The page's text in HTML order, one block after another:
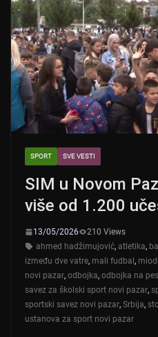
SPORT SVE VESTI
SIM u Novom
više od 1.200
13/05/2026
210 Views
ahmed hadžimujović, atletika,
između dve vatre, mali fudbal,
novi pazar, odbojka, odbojka na
savez za školski sport novi pazar,
sportski savez novi pazar, Srbija,
ustanova za sport novi pazar